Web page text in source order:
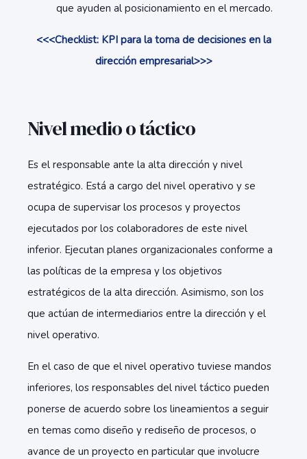
que ayuden al posicionamiento en el mercado.
<<<Checklist: KPI para la toma de decisiones en la
dirección empresarial>>>
Nivel medio o táctico
Es el responsable ante la alta dirección y nivel
estratégico. Está a cargo del nivel operativo y se
ocupa de supervisar los procesos y proyectos
ejecutados por los colaboradores de este nivel
inferior. Ejecutan planes organizacionales conforme a
las políticas de la empresa y los objetivos
estratégicos de la alta dirección. Asimismo, son los
que actúan de intermediarios entre la dirección y el
nivel operativo.
En el caso de que el nivel operativo tuviese mandos
inferiores, los responsables del nivel táctico pueden
ponerse de acuerdo sobre los lineamientos a seguir
en temas como diseño y rediseño de procesos, o
avance de un proyecto en particular que involucre